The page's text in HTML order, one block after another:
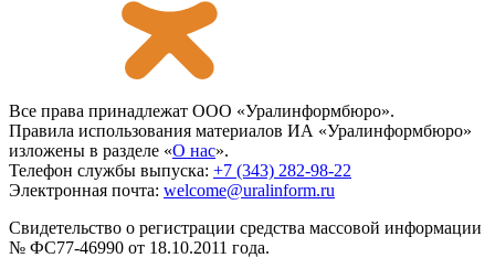
Все права принадлежат ООО «Уралинформбюро».
Правила использования материалов ИА «Уралинформбюро»
изложены в разделе «О нас».
Телефон службы выпуска: +7 (343) 282-98-22
Электронная почта: welcome@uralinform.ru
Свидетельство о регистрации средства массовой информации
№ ФС77-46990 от 18.10.2011 года.